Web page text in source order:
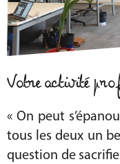
Votre activité
« On peut
tous les deux un
question de